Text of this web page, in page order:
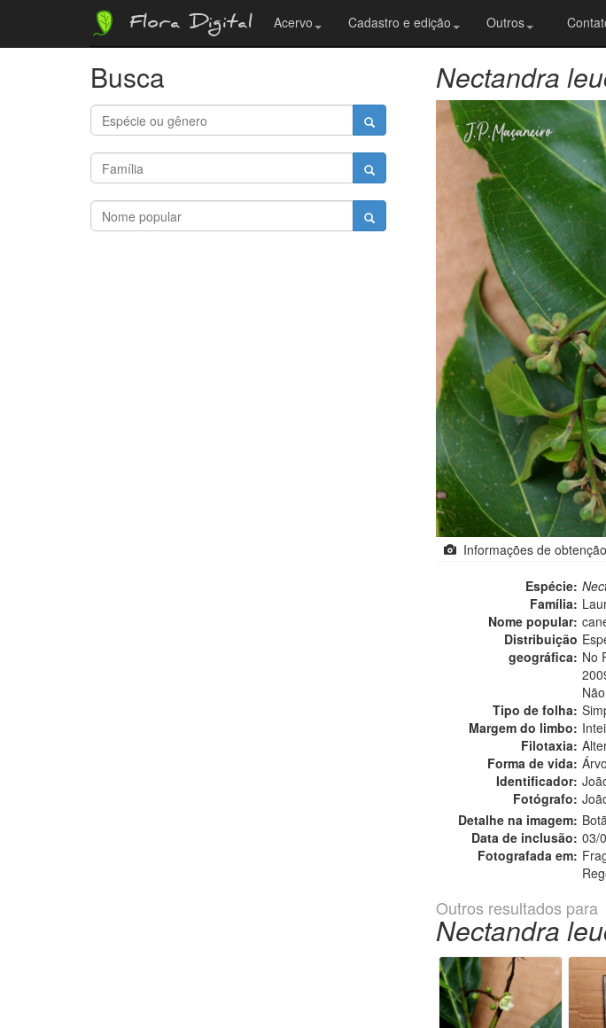
Flora Digital Acervo Cadastro e edição Outros
Busca Nectandra
Informações de obtenção
Espécie:
Família:
Nome popular:
Distribuição
geográfica: No
Tipo de folha:
Margem do limbo:
Filotaxia:
Forma de vida:
Identificador:
Fotógrafo:
Detalhe na imagem:
Data de inclusão: 03/
Fotografada em:
Outros resultados para
Nectandra